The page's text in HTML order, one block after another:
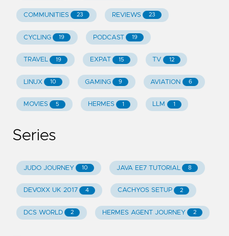
COMMUNITIES 23 REVIEWS 23
CYCLING 19 PODCAST 19
TRAVEL 19 EXPAT 15 TV 12
LINUX 10 GAMING 9 AVIATION 6
MOVIES 5 HERMES 1 LLM 1
Series
JUDO JOURNEY 10 JAVA EE7 TUTORIAL 8
DEVOXX UK 2017 4 CACHYOS SETUP 2
DCS WORLD 2 HERMES AGENT JOURNEY 2